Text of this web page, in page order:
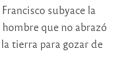
subyace la
que no abrazó
tierra para gozar de